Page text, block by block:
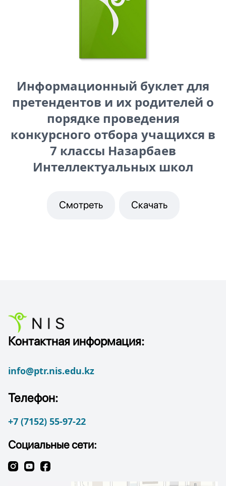
Информационный буклет для
претендентов и их родителей о
порядке проведения
конкурсного отбора учащихся в
7 классы Назарбаев
Интеллектуальных школ
Смотреть Скачать
Контактная информация:
info@ptr.nis.edu.kz
Телефон:
+7 (7152) 55-97-22
Социальные сети: